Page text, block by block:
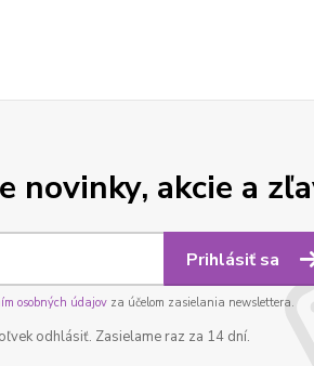
novinky, akcie a
Prihlásiť sa
osobných údajovza účelom zasielania newslettera.
odhlásiť. Zasielame raz za 14 dní.